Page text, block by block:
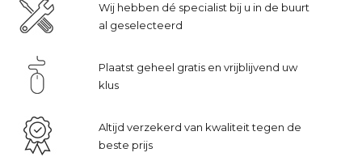
Wij hebben dé specialist bij u in de buurt
al geselecteerd
Plaatst geheel gratis en vrijblijvend uw
klus
Altijd verzekerd van kwaliteit tegen de
beste prijs